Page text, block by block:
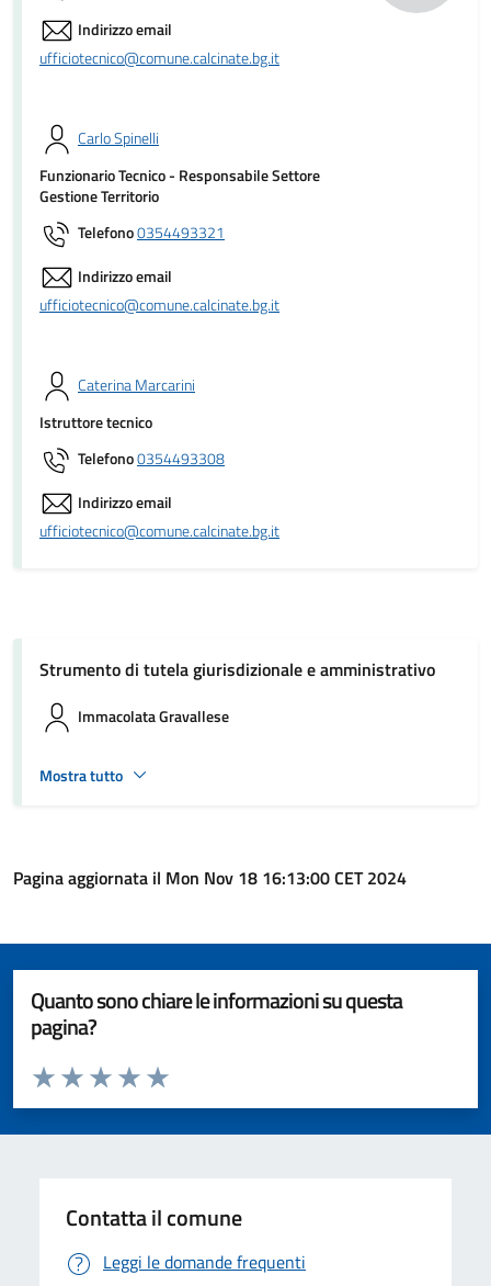
Indirizzo email
ufficiotecnico@comune.calcinate.bg.it
Carlo Spinelli
Funzionario Tecnico - Responsabile Settore
Gestione Territorio
Telefono0354493321
Indirizzo email
ufficiotecnico@comune.calcinate.bg.it
Caterina Marcarini
Istruttore tecnico
Telefono0354493308
Indirizzo email
ufficiotecnico@comune.calcinate.bg.it
Strumento di tutela giurisdizionale e amministrativo
Immacolata Gravallese
Mostra tutto
Pagina aggiornata il Mon Nov 18 16:13:00 CET 2024
Quanto sono chiare le informazioni su questa
pagina?
Valuta da 1 a 5 stelle la pagina
Valuta 5 stelle su 5
Valuta 4 stelle su 5
Valuta 3 stelle su 5
Valuta 2 stelle su 5
Valuta 1 stelle su 5
Contatta il comune
Leggi le domande frequenti